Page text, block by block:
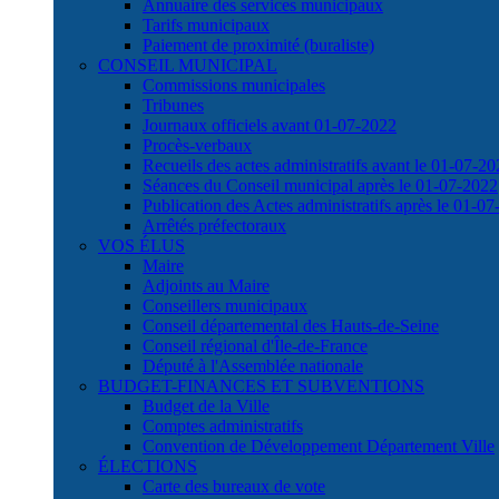
Annuaire des services municipaux
Tarifs municipaux
Paiement de proximité (buraliste)
CONSEIL MUNICIPAL
Commissions municipales
Tribunes
Journaux officiels avant 01-07-2022
Procès-verbaux
Recueils des actes administratifs avant le 01-07-
Séances du Conseil municipal après le 01-07-2022
Publication des Actes administratifs après le 01-
Arrêtés préfectoraux
VOS ÉLUS
Maire
Adjoints au Maire
Conseillers municipaux
Conseil départemental des Hauts-de-Seine
Conseil régional d'Île-de-France
Député à l'Assemblée nationale
BUDGET-FINANCES ET SUBVENTIONS
Budget de la Ville
Comptes administratifs
Convention de Développement Département Ville
ÉLECTIONS
Carte des bureaux de vote